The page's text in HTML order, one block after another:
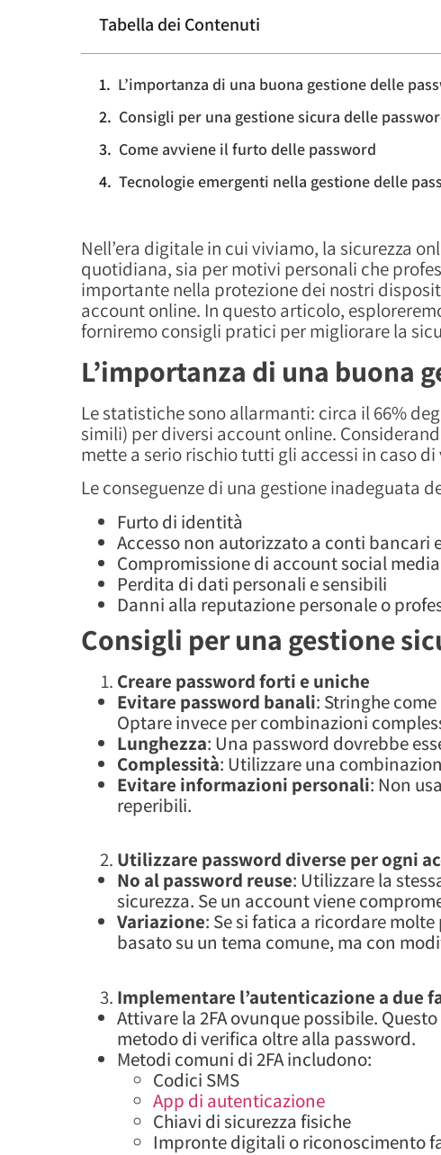
Tabella dei Contenuti
L’importanza di una buona gestione delle
Consigli per una gestione sicura delle
Come avviene il furto delle password
Tecnologie emergenti nella gestione delle
Nell’era digitale in cui viviamo, la sicurezza
quotidiana, sia per motivi personali che
importante nella protezione dei nostri
account online. In questo articolo,
forniremo consigli pratici per migliorare la
L’importanza di una buona
Le statistiche sono allarmanti: circa il 66%
simili) per diversi account online.
mette a serio rischio tutti gli accessi in caso
Le conseguenze di una gestione inadeguata
Furto di identità
Accesso non autorizzato a conti bancari
Compromissione di account social
Perdita di dati personali e sensibili
Danni alla reputazione personale o
Consigli per una gestione
Creare password forti e uniche
Evitare password banali: Stringhe
Optare invece per combinazioni
Lunghezza: Una password dovrebbe
Complessità: Utilizzare una
Evitare informazioni personali: Non
reperibili.
Utilizzare password diverse per ogni
No al password reuse: Utilizzare la
sicurezza. Se un account viene
Variazione: Se si fatica a ricordare
basato su un tema comune, ma con
Implementare l’autenticazione a due
Attivare la 2FA ovunque possibile.
metodo di verifica oltre alla password.
Metodi comuni di 2FA includono:
Codici SMS
App di autenticazione
Chiavi di sicurezza fisiche
Impronte digitali o riconoscimento